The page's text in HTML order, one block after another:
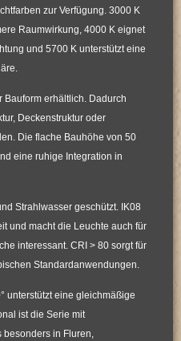
zur Verfügung. 3000 K
Raumwirkung, 4000 K eignet
und 5700 K unterstützt eine
Bauform erhältlich. Dadurch
Deckenstruktur oder
Die flache Bauhöhe von 50
eine ruhige Integration in
Strahlwasser geschützt. IK08
und macht die Leuchte auch für
interessant. CRI > 80 sorgt für
Standardanwendungen.
unterstützt eine gleichmäßige
ist die Serie mit
besonders in Fluren,